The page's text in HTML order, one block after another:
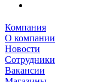
Компания
О компании
Новости
Сотрудники
Вакансии